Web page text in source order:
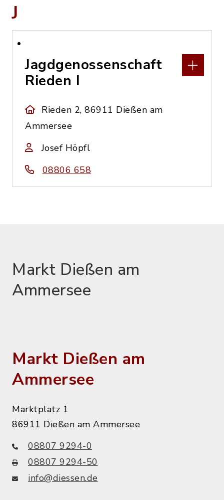
J
Jagdgenossenschaft
Rieden I
Rieden 2, 86911 Dießen am
Ammersee
Josef Höpfl
08806 658
Markt Dießen am
Ammersee
Markt Dießen am
Ammersee
Marktplatz 1
86911 Dießen am Ammersee
08807 9294-0
08807 9294-50
info@diessen.de